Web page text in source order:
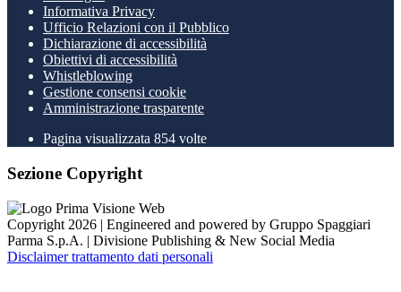
Informativa Privacy
Ufficio Relazioni con il Pubblico
Dichiarazione di accessibilità
Obiettivi di accessibilità
Whistleblowing
Gestione consensi cookie
Amministrazione trasparente
Pagina visualizzata 854 volte
Sezione Copyright
Copyright 2026 | Engineered and powered by Gruppo Spaggiari
Parma S.p.A. | Divisione Publishing & New Social Media
Disclaimer trattamento dati personali